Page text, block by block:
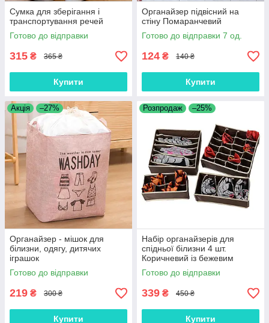
Сумка для зберігання і
транспортування речей
Готово до відправки
315 ₴ 365 ₴
Купити
Органайзер підвісний на
стіну Помаранчевий
Готово до відправки 7 од.
124 ₴ 140 ₴
Купити
Акція –27%
Органайзер - мішок для
білизни, одягу, дитячих
іграшок
Готово до відправки
219 ₴ 300 ₴
Купити
Розпродаж –25%
Набір органайзерів для
спідньої білизни 4 шт.
Коричневий із бежевим
Готово до відправки
339 ₴ 450 ₴
Купити